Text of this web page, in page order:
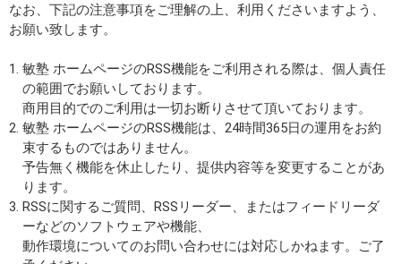
なお、下記の注意事項をご理解の上、利用くださいますよう、
お願い致します。
1. 敏塾 ホームページのRSS機能をご利用される際は、個人責任
の範囲でお願いしております。
商用目的でのご利用は一切お断りさせて頂いております。
2. 敏塾 ホームページのRSS機能は、24時間365日の運用をお約
束するものではありません。
予告無く機能を休止したり、提供内容等を変更することがあ
ります。
3. RSSに関するご質問、RSSリーダー、またはフィードリーダ
ーなどのソフトウェアや機能、
動作環境についてのお問い合わせには対応しかねます。ご了